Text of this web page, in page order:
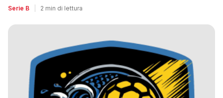
nazionali
Serie B 2 min di lettura